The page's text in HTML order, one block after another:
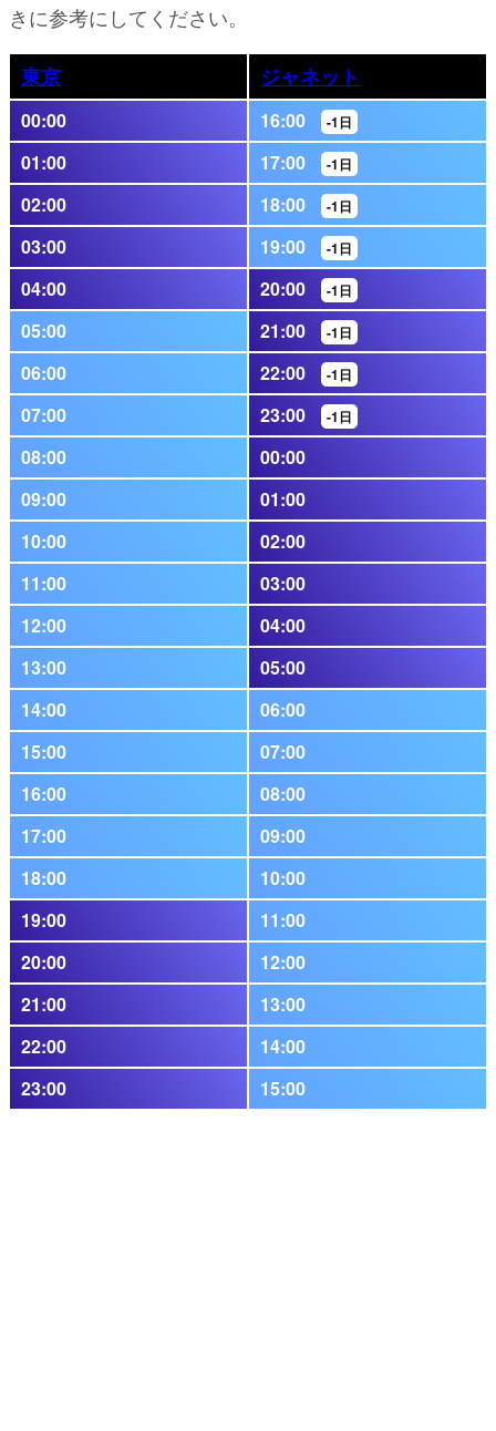
きに参考にしてください。
東京 ジャネット
00:00 16:00 -1日
01:00 17:00 -1日
02:00 18:00 -1日
03:00 19:00 -1日
04:00 20:00 -1日
05:00 21:00 -1日
06:00 22:00 -1日
07:00 23:00 -1日
08:00
00:00
09:00
01:00
10:00
02:00
11:00
03:00
12:00
04:00
13:00
05:00
14:00
06:00
15:00
07:00
16:00
08:00
17:00
09:00
18:00
10:00
19:00
11:00
20:00
12:00
21:00
13:00
22:00
14:00
23:00
15:00